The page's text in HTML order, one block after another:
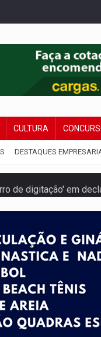
CULTURA
DESTAQUES
de digitação' em
pelo adicional de
Eletrônico Nº
de drogas em
na promoção de
na frente de
primeiro júri popular